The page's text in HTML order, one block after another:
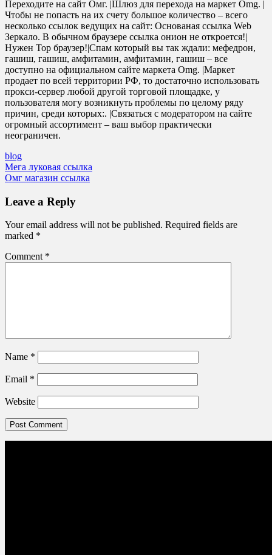
Переходите на сайт Омг. |Шлюз для перехода на маркет Omg. |
Чтобы не попасть на их счету большое количество – всего
несколько ссылок ведущих на сайт: Основаная ссылка Web
Зеркало. В обычном браузере ссылка онион не откроется!|
Нужен Тор браузер!|Спам который вы так ждали: мефедрон,
гашиш, гашиш, амфитамин, амфитамин, гашиш – все
доступно на официальном сайте маркета Omg. |Маркет
продает по всей территории РФ, то достаточно использовать
прокси-сервер любой другой торговой площадке, у
пользователя могу возникнуть проблемы по целому ряду
причин, среди которых:. |Связаться с модератором на сайте
огромный ассортимент – ваш выбор практически
неограничен.
blog
Post
navigation
Мега луковая ссылка
Омг магазин ссылка
Leave a Reply
Your email address will not be published. Required fields are
marked *
Comment *
Name *
Email *
Website